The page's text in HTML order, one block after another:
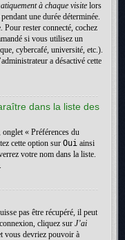
à chaque visite lors
une durée déterminée.
Pour rester connecté, cochez
si vous utilisez un
cybercafé, université, etc.).
a désactivé cette
dans la liste des
« Préférences du
cette option sur Oui ainsi
votre nom dans la liste.
pas être récupéré, il peut
cliquez sur J’ai
vous devriez pouvoir à